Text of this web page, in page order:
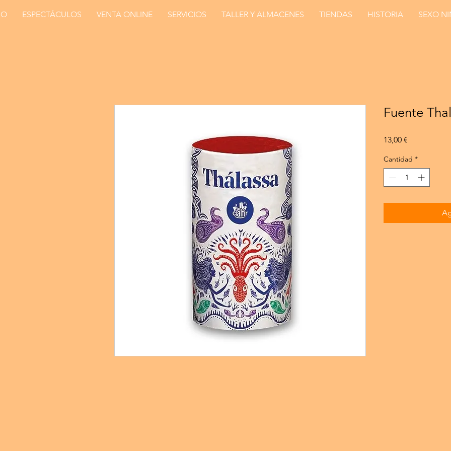
ESPECTÁCULOS VENTA ONLINE SERVICIOS TALLER Y ALMACENES TIENDAS HISTORIA SEXO
Fuente
13,00 €
Cantidad *